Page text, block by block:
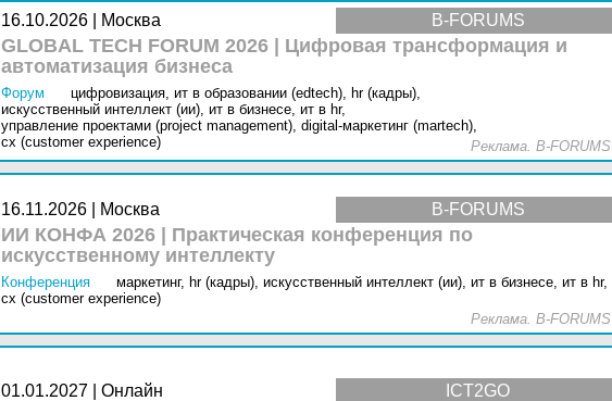
B-FORUMS
16.10.2026 | Москва
GLOBAL TECH FORUM 2026 | Цифровая трансформация и
автоматизация бизнеса
Форум цифровизация, ит в образовании (edtech), hr (кадры),
искусственный интеллект (ии), ит в бизнесе, ит в hr,
управление проектами (project management), digital-маркетинг (martech),
cx (customer experience)
Реклама. B-FORUMS
B-FORUMS
16.11.2026 | Москва
ИИ КОНФА 2026 | Практическая конференция по
искусственному интеллекту
Конференция маркетинг, hr (кадры), искусственный интеллект (ии), ит в бизнесе, ит в hr,
cx (customer experience)
Реклама. B-FORUMS
ICT2GO
01.01.2027 | Онлайн